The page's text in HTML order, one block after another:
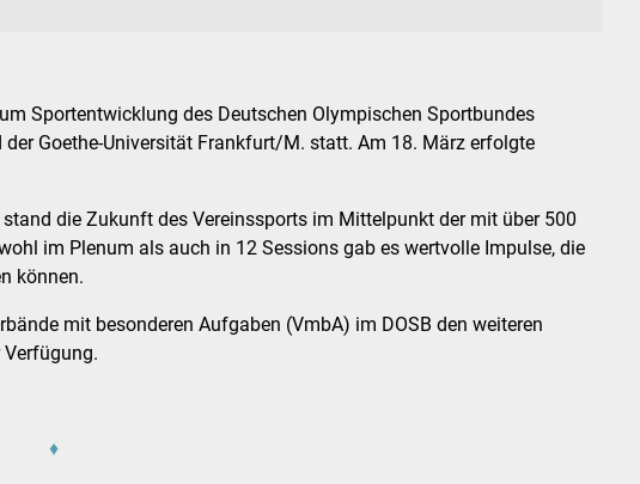
Sportentwicklung des Deutschen Olympischen Sportbundes
Goethe-Universität Frankfurt/M. statt. Am 18. März erfolgte
die Zukunft des Vereinssports im Mittelpunkt der mit über 500
im Plenum als auch in 12 Sessions gab es wertvolle Impulse, die
können.
mit besonderen Aufgaben (VmbA) im DOSB den weiteren
♦